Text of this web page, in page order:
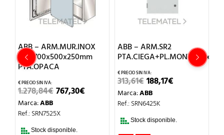
ABB – ARM.MUR.INOX
SRX 700x500x250mm
PTA.OPACA
1.278,84€EL
PRECIO
ERA:
767,30€
ACTUAL
767,30€.
Marca:ABB
Ref.: SRN7525X
Stock disponible.
ABB – ARM.SR2
313,61€EL
PRECIO
ORIGINAL
ERA:
188,17€
Marca:ABB
Ref.: SRN6425K
Stock disponible.